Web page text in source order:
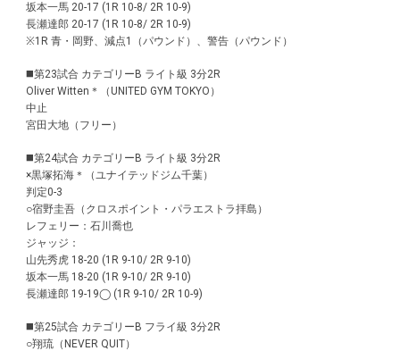
坂本一馬 20-17 (1R 10-8/ 2R 10-9)
長瀬達郎 20-17 (1R 10-8/ 2R 10-9)
※1R 青・岡野、減点1（パウンド）、警告（パウンド）
◼️第23試合 カテゴリーB ライト級 3分2R
Oliver Witten＊（UNITED GYM TOKYO）
中止
宮田大地（フリー）
◼️第24試合 カテゴリーB ライト級 3分2R
×黒塚拓海＊（ユナイテッドジム千葉）
判定0-3
○宿野圭吾（クロスポイント・パラエストラ拝島）
レフェリー：石川喬也
ジャッジ：
山先秀虎 18-20 (1R 9-10/ 2R 9-10)
坂本一馬 18-20 (1R 9-10/ 2R 9-10)
長瀬達郎 19-19◯ (1R 9-10/ 2R 10-9)
◼️第25試合 カテゴリーB フライ級 3分2R
○翔琉（NEVER QUIT）